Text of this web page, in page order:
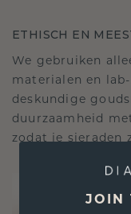
ETHISCH EN
We gebruiken
materialen en
deskundige
duurzaamheid
zodat je sieraden
JOIN